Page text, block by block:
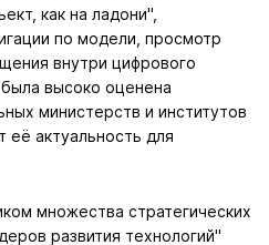
как на ладони",
по модели, просмотр
внутри цифрового
высоко оценена
министерств и институтов
её актуальность для
множества стратегических
развития технологий"